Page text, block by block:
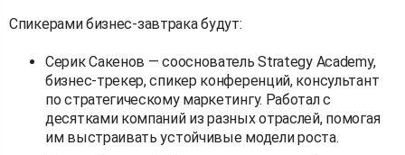
Спикерами бизнес-завтрака будут:
Серик Сакенов — сооснователь Strategy Academy,
бизнес-трекер, спикер конференций, консультант
по стратегическому маркетингу. Работал с
десятками компаний из разных отраслей, помогая
им выстраивать устойчивые модели роста.